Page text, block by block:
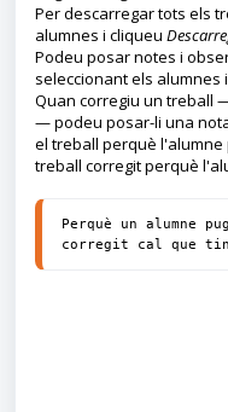
Per descarregar tots els
alumnes i cliqueu
Podeu posar notes i
seleccionant els alumnes
Quan corregiu un treball
— podeu posar-li una
el treball perquè
treball corregit perquè
Perquè un alumne
corregit cal que